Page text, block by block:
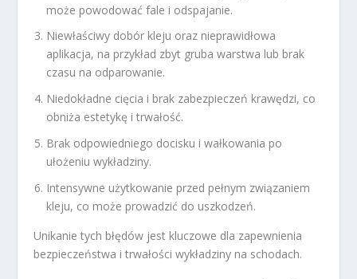
może powodować fale i odspajanie.
Niewłaściwy dobór kleju oraz nieprawidłowa
aplikacja, na przykład zbyt gruba warstwa lub brak
czasu na odparowanie.
Niedokładne cięcia i brak zabezpieczeń krawędzi, co
obniża estetykę i trwałość.
Brak odpowiedniego docisku i wałkowania po
ułożeniu wykładziny.
Intensywne użytkowanie przed pełnym związaniem
kleju, co może prowadzić do uszkodzeń.
Unikanie tych błędów jest kluczowe dla zapewnienia
bezpieczeństwa i trwałości wykładziny na schodach.